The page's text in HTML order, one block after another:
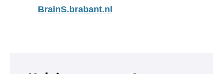
BrainS.brabant.nl